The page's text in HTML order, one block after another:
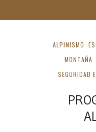
ALPINISMO
MONTAÑA
SEGURIDAD